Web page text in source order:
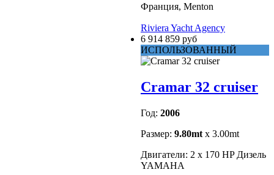
Франция, Menton
Riviera Yacht Agency
6 914 859 руб
ИСПОЛЬЗОВАННЫЙ
Cramar 32 cruiser
Год: 2006
Размер: 9.80mt x 3.00mt
Двигатели: 2 x 170 HP Дизель
YAMAHA